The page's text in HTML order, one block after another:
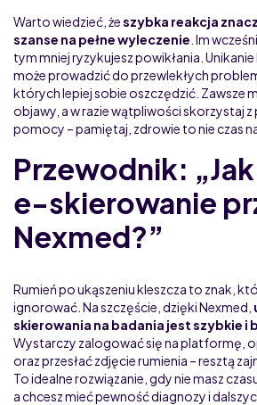
Warto wiedzieć, żeszybka reakcja
szanse na pełne wyleczenie . Im
tym mniej ryzykujesz powikłania.
może prowadzić do przewlekłych
których lepiej sobie oszczędzić. Zawsze
objawy, a w razie wątpliwości skorzystaj
pomocy – pamiętaj, zdrowie to nie czas
Przewodnik:
e-skierowanie
Nexmed?”
Rumień po ukąszeniu kleszcza to znak,
ignorować. Na szczęście, dzięki Nexmed,
skierowania na badania jest szybkie i
Wystarczy zalogować się na platformę,
oraz przesłać zdjęcie rumienia – resztą
To idealne rozwiązanie, gdy nie masz
a chcesz mieć pewność diagnozy i